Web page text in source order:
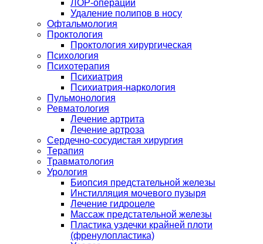
ЛОР-операции
Удаление полипов в носу
Офтальмология
Проктология
Проктология хирургическая
Психология
Психотерапия
Психиатрия
Психиатрия-наркология
Пульмонология
Ревматология
Лечение артрита
Лечение артроза
Сердечно-сосудистая хирургия
Терапия
Травматология
Урология
Биопсия предстательной железы
Инстилляция мочевого пузыря
Лечение гидроцеле
Массаж предстательной железы
Пластика уздечки крайней плоти
(френулопластика)